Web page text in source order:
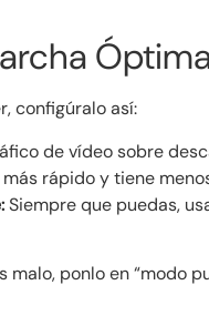
configúralo así:
de vídeo sobre
más rápido y tiene
Siempre que puedas,
malo, ponlo en “modo